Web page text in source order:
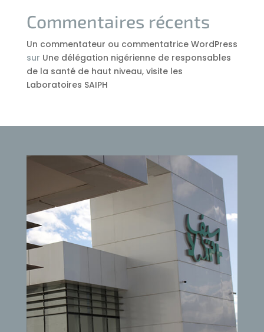
Commentaires récents
Un commentateur ou commentatrice WordPress
sur Une délégation nigérienne de responsables
de la santé de haut niveau, visite les
Laboratoires SAIPH